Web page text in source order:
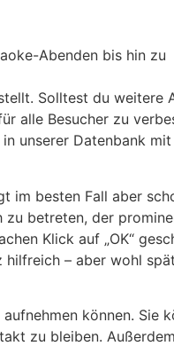
Abenden bis hin zu
Solltest du weitere
alle Besucher zu
unserer Datenbank mit
im besten Fall aber
zu betreten, der
Klick auf „OK“
– aber wohl
können. Sie
zu bleiben.